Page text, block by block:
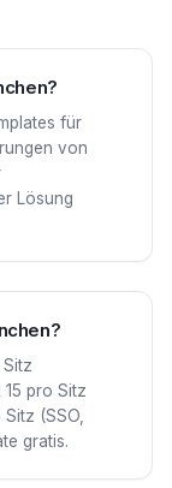
für
von
Lösung
15 pro Sitz
(SSO,
gratis.